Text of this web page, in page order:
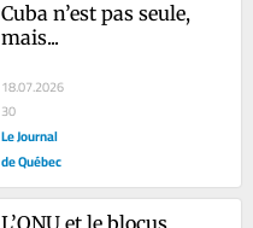
Cuba n’est pas seule,
mais...
18.07.2026
30
Le Journal
de Québec